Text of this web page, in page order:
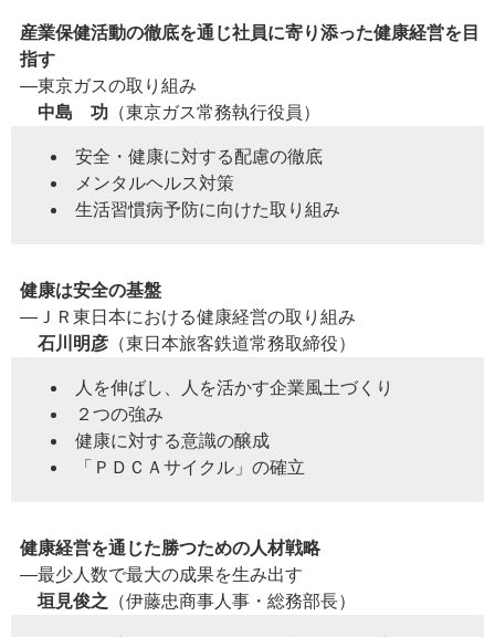
産業保健活動の徹底を通じ社員に寄り添った健康経営を目
指す
―東京ガスの取り組み
中島 功 （東京ガス常務執行役員）
安全・健康に対する配慮の徹底
メンタルヘルス対策
生活習慣病予防に向けた取り組み
健康は安全の基盤
―ＪＲ東日本における健康経営の取り組み
石川明彦 （東日本旅客鉄道常務取締役）
人を伸ばし、人を活かす企業風土づくり
２つの強み
健康に対する意識の醸成
「ＰＤＣＡサイクル」の確立
健康経営を通じた勝つための人材戦略
―最少人数で最大の成果を生み出す
垣見俊之 （伊藤忠商事人事・総務部長）